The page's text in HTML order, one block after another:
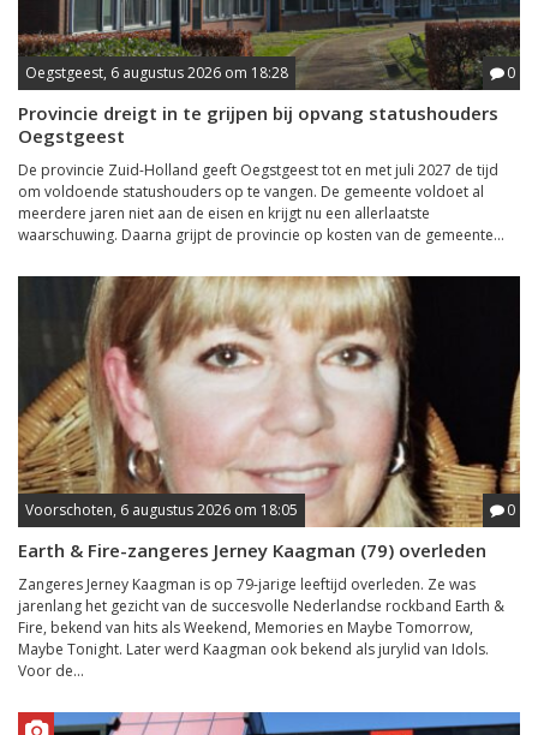
Oegstgeest, 6 augustus 2026 om 18:28 0
Provincie dreigt in te grijpen bij opvang statushouders
Oegstgeest
De provincie Zuid-Holland geeft Oegstgeest tot en met juli 2027 de tijd
om voldoende statushouders op te vangen. De gemeente voldoet al
meerdere jaren niet aan de eisen en krijgt nu een allerlaatste
waarschuwing. Daarna grijpt de provincie op kosten van de gemeente...
Voorschoten, 6 augustus 2026 om 18:05 0
Earth & Fire-zangeres Jerney Kaagman (79) overleden
Zangeres Jerney Kaagman is op 79-jarige leeftijd overleden. Ze was
jarenlang het gezicht van de succesvolle Nederlandse rockband Earth &
Fire, bekend van hits als Weekend, Memories en Maybe Tomorrow,
Maybe Tonight. Later werd Kaagman ook bekend als jurylid van Idols.
Voor de...